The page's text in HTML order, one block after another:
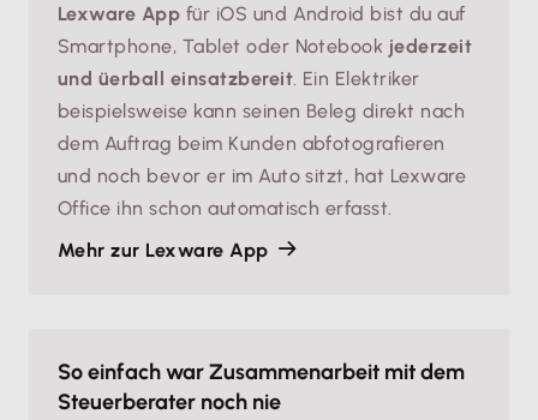
Lexware App für iOS und Android bist du auf
Smartphone, Tablet oder Notebook jederzeit
und üerball einsatzbereit . Ein Elektriker
beispielsweise kann seinen Beleg direkt nach
dem Auftrag beim Kunden abfotografieren
und noch bevor er im Auto sitzt, hat Lexware
Office ihn schon automatisch erfasst.
Mehr zur Lexware App
So einfach war Zusammenarbeit mit dem
Steuerberater noch nie